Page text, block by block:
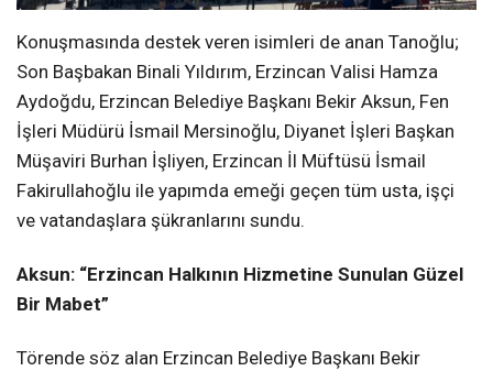
Konuşmasında destek veren isimleri de anan Tanoğlu;
Son Başbakan Binali Yıldırım, Erzincan Valisi Hamza
Aydoğdu, Erzincan Belediye Başkanı Bekir Aksun, Fen
İşleri Müdürü İsmail Mersinoğlu, Diyanet İşleri Başkan
Müşaviri Burhan İşliyen, Erzincan İl Müftüsü İsmail
Fakirullahoğlu ile yapımda emeği geçen tüm usta, işçi
ve vatandaşlara şükranlarını sundu.
Aksun: “Erzincan Halkının Hizmetine Sunulan Güzel
Bir Mabet”
Törende söz alan Erzincan Belediye Başkanı Bekir